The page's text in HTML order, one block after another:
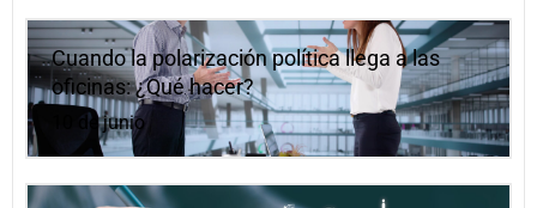
Cuando la polarización política llega a las
oficinas: ¿Qué hacer?
10 de junio